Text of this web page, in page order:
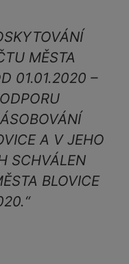
MĚSTA
01.01.2020 –
A V JEHO
SCHVÁLEN
BLOVICE